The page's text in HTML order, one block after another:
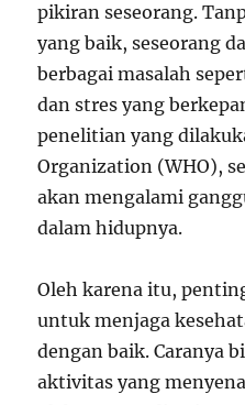
pikiran seseorang.
yang baik, seseorang
berbagai masalah
dan stres yang
penelitian yang
Organization (WHO),
akan mengalami
dalam hidupnya.
Oleh karena itu,
untuk menjaga
dengan baik. Caranya
aktivitas yang